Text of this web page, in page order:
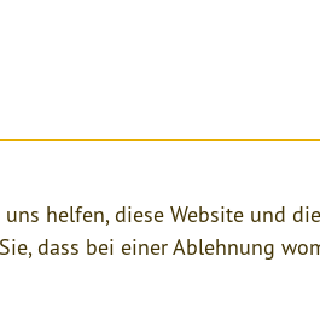
helfen, diese Website und
dass bei einer Ablehnung